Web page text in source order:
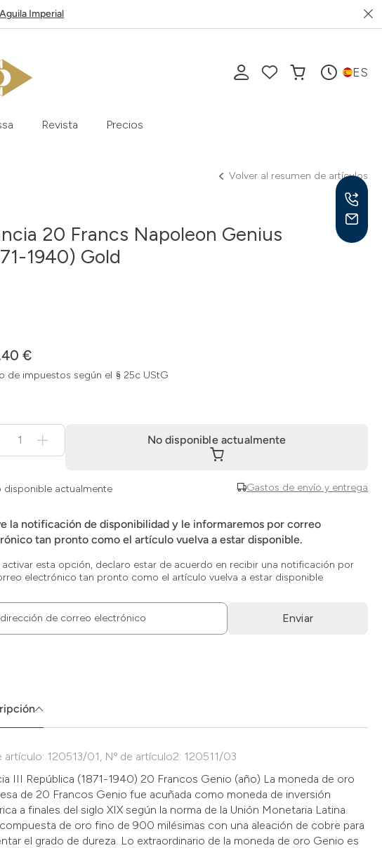
Imperial
ES
Revista Precios
Volver al resumen de artículos
20 Francs Napoleon Genius
1940) Gold
€
de impuestos según el § 25c UStG
Gastos de envío y entrega
actualmente
No disponible actualmente
disponible actualmente
la notificación de disponibilidad y le informaremos por correo
tan pronto como el artículo vuelva a estar disponible.
activar esta opción, declaro estar de acuerdo en recibir una notificación por
electrónico tan pronto como el artículo vuelva a estar disponible
de correo electrónico
Enviar
artículo: 120513/01, Nº de artículo2: 120511/03
III República (1871-1940) 20 Francos Genio (año) La moneda de oro
de 20 Francos Genio fue acuñada como moneda de inversión
a finales del siglo XIX según la norma de la Unión Monetaria Latina.
de oro fino de 900 milésimas con una aleación de cobre para
el grado de dureza. Lo extraordinario de la moneda de oro Genio es